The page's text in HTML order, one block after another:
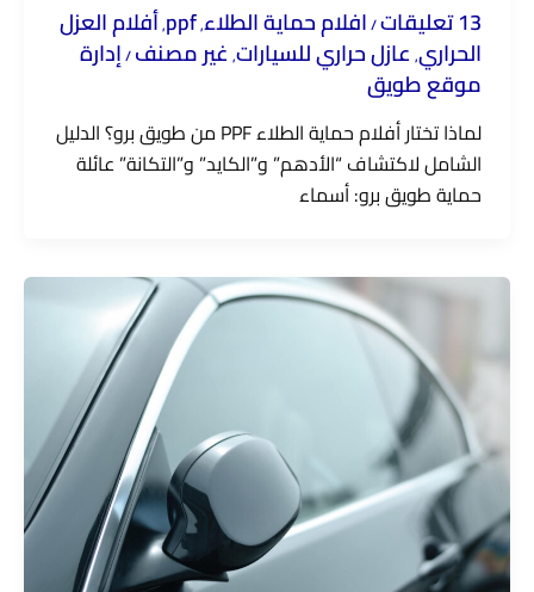
13 تعليقات
/افلام حماية الطلاء,
ppf
,أفلام العزل
الحراري, عازل حراري للسيارات, غير مصنف/إدارة
موقع طويق
لماذا تختار أفلام حماية الطلاء PPF من طويق برو؟ الدليل
الشامل لاكتشاف “الأدهم” و”الكايد” و”التكانة” عائلة
حماية طويق برو: أسماء